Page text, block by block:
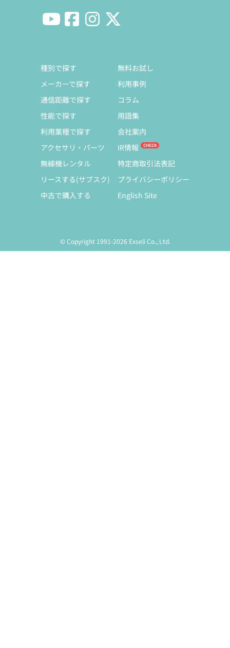
種別で探す
メーカーで探す
通信距離で探す
性能で探す
利用業種で探す
アクセサリ・パーツ
無線機レンタル
リースする(サブスク)
中古で購入する
無料お試し
利用事例
コラム
用語集
会社案内
IR情報
特定商取引法表記
プライバシーポリシー
English Site
© Copyright 1991-2026 Exseli Co., Ltd.